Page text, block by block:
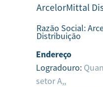
ArcelorMittal
Razão Social:
Distribuição
Endereço
Logradouro:
setor A,,